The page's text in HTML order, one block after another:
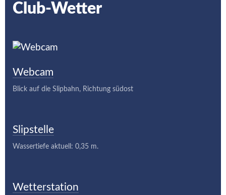
Club-Wetter
Webcam
Blick auf die Slipbahn, Richtung südost
Slipstelle
Wassertiefe aktuell: 0,35 m.
Wetterstation